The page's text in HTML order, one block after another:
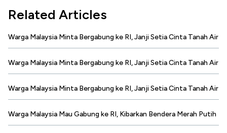
Related Articles
Warga Malaysia Minta Bergabung ke RI, Janji Setia Cinta Tanah Air
Warga Malaysia Minta Bergabung ke RI, Janji Setia Cinta Tanah Air
Warga Malaysia Minta Bergabung ke RI, Janji Setia Cinta Tanah Air
Warga Malaysia Mau Gabung ke RI, Kibarkan Bendera Merah Putih